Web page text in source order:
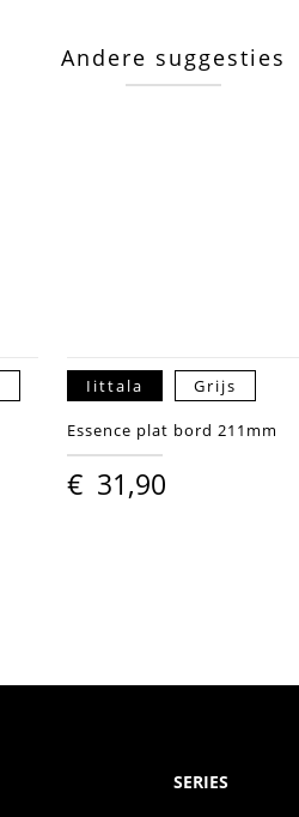
Andere suggesties
Iittala Grijs
Essence plat bord 211mm
€ 31,90
SERIES